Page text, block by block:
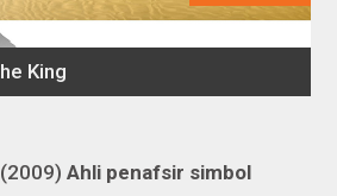
(2009)Ahli penafsir simbol